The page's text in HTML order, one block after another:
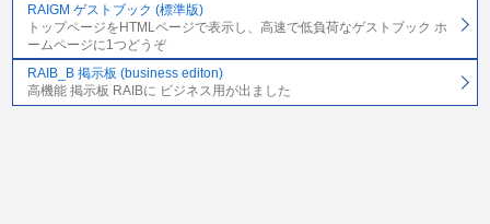
RAIGM ゲストブック (標準版)
トップページをHTMLページで表示し、高速で低負荷なゲストブック ホ
ームページに1つどうぞ
RAIB_B 掲示板 (business editon)
高機能 掲示板 RAIBに ビジネス用が出ました